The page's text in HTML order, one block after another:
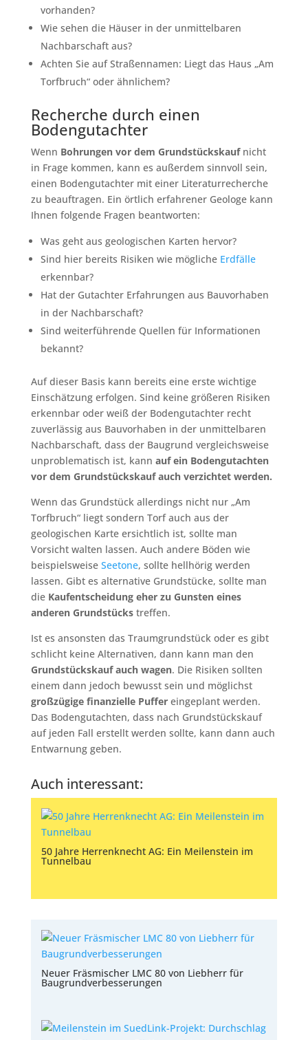
vorhanden?
Wie sehen die Häuser in der unmittelbaren
Nachbarschaft aus?
Achten Sie auf Straßennamen: Liegt das Haus „Am
Torfbruch“ oder ähnlichem?
Recherche durch einen
Bodengutachter
Wenn Bohrungen vor dem Grundstückskaufnicht
in Frage kommen, kann es außerdem sinnvoll sein,
einen Bodengutachter mit einer Literaturrecherche
zu beauftragen. Ein örtlich erfahrener Geologe kann
Ihnen folgende Fragen beantworten:
Was geht aus geologischen Karten hervor?
Sind hier bereits Risiken wie mögliche Erdfälle
erkennbar?
Hat der Gutachter Erfahrungen aus Bauvorhaben
in der Nachbarschaft?
Sind weiterführende Quellen für Informationen
bekannt?
Auf dieser Basis kann bereits eine erste wichtige
Einschätzung erfolgen. Sind keine größeren Risiken
erkennbar oder weiß der Bodengutachter recht
zuverlässig aus Bauvorhaben in der unmittelbaren
Nachbarschaft, dass der Baugrund vergleichsweise
unproblematisch ist, kann auf ein Bodengutachten
vor dem Grundstückskauf auch verzichtet werden.
Wenn das Grundstück allerdings nicht nur „Am
Torfbruch“ liegt sondern Torf auch aus der
geologischen Karte ersichtlich ist, sollte man
Vorsicht walten lassen. Auch andere Böden wie
beispielsweise Seetone, sollte hellhörig werden
lassen. Gibt es alternative Grundstücke, sollte man
die Kaufentscheidung eher zu Gunsten eines
anderen Grundstückstreffen.
Ist es ansonsten das Traumgrundstück oder es gibt
schlicht keine Alternativen, dann kann man den
Grundstückskauf auch wagen. Die Risiken sollten
einem dann jedoch bewusst sein und möglichst
großzügige finanzielle Puffereingeplant werden.
Das Bodengutachten, dass nach Grundstückskauf
auf jeden Fall erstellt werden sollte, kann dann auch
Entwarnung geben.
Auch interessant:
50 Jahre Herrenknecht AG: Ein Meilenstein im
Tunnelbau
Neuer Fräsmischer LMC 80 von Liebherr für
Baugrundverbesserungen